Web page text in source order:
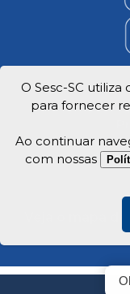
Veja o mapa
O Sesc-SC
para fornecer
Ao continuar
com nossas